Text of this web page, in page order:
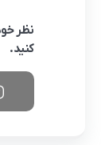
نظر
کنید.